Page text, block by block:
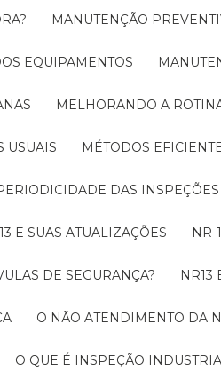
MANUTENÇÃO
EQUIPAMENTOS
MELHORANDO A
USUAIS MÉTODOS
PERIODICIDADE DAS
13 E SUAS ATUALIZAÇÕES
DE SEGURANÇA?
O NÃO ATENDIMENTO DA
O QUE É INSPEÇÃO